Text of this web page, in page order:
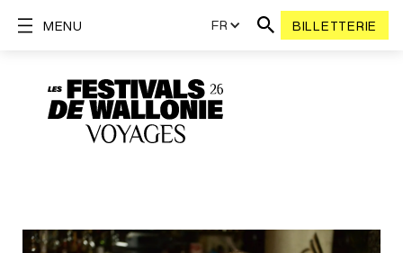
FR BILLETTERIE
MENU